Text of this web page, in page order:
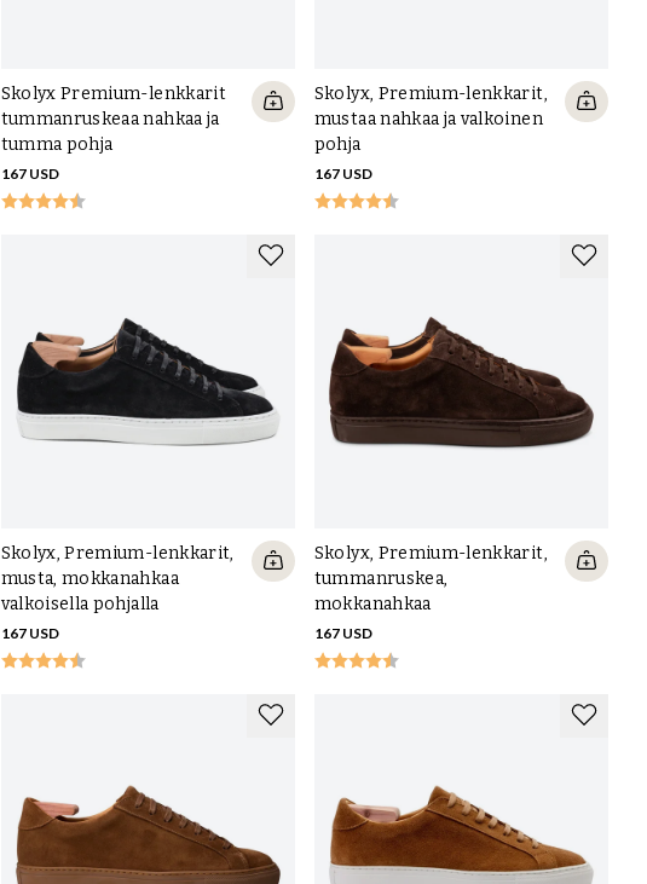
Skolyx Premium-lenkkarit
tummanruskeaa nahkaa ja
tumma pohja
167 USD
Skolyx, Premium-lenkkarit,
mustaa nahkaa ja valkoinen
pohja
167 USD
Skolyx, Premium-lenkkarit,
musta, mokkanahkaa
valkoisella pohjalla
167 USD
Skolyx, Premium-lenkkarit,
tummanruskea,
mokkanahkaa
167 USD